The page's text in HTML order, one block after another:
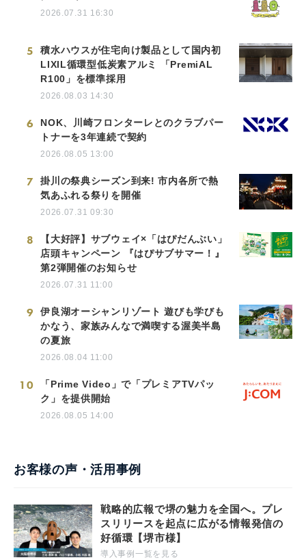
2026.07.31 16:30
5
積水ハウスが住宅向け製品として国内初
LIXIL循環型低炭素アルミ 「PremiAL
R100」を標準採用
2026.08.03 14:30
6
NOK、川崎フロンターレとのクラブパー
トナーを3年連続で契約
2026.08.05 13:00
7
掛川の祭典シーズン到来! 市内各所で熱
気あふれる祭りを開催
2026.07.31 09:30
8
【大好評】サブウェイ×「はぴだんぶい」
店頭キャンペーン 『はぴサブサマー！』
第2弾開催のお知らせ
2026.07.31 11:00
9
伊良湖オーシャンリゾート 遊びも学びも
かなう、家族みんなで満喫する渥美半島
の夏旅
2026.08.04 11:00
10
「Prime Video」で「プレミアTVパッ
ク」を提供開始
2026.08.05 14:00
お客様の声・活用事例
戦略的広報で堺の魅力を全国へ。プレ
スリリースを起点に広がる情報発信の
好循環【堺市様】
導入事例一覧を見る